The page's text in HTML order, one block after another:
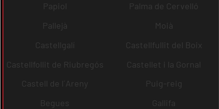
Papiol
Palma de Cervelló
Pallejà
Moià
Castellgalí
Castellfullit del Boix
Castellfollit de Riubregós
Castellet i la Gornal
Castell de l´Areny
Puig-reig
Begues
Gallifa